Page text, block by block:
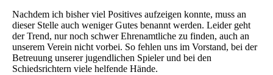
Nachdem ich bisher viel Positives aufzeigen konnte, muss an
dieser Stelle auch weniger Gutes benannt werden. Leider geht
der Trend, nur noch schwer Ehrenamtliche zu finden, auch an
unserem Verein nicht vorbei. So fehlen uns im Vorstand, bei der
Betreuung unserer jugendlichen Spieler und bei den
Schiedsrichtern viele helfende Hände.